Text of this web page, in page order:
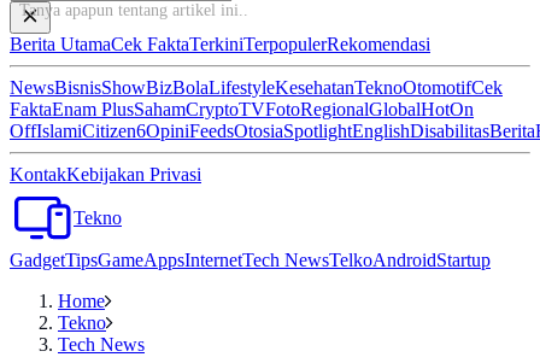
Tanya apapun te
Berita UtamaCek FaktaTerkiniTerpopulerRekomendasi
NewsBisnisShowBizBolaLifestyleKesehatanTeknoOtomotifCek
FaktaEnam PlusSahamCryptoTVFotoRegionalGlobalHotOn
OffIslamiCitizen6OpiniFeedsOtosiaSpotlightEnglishDisabilitasBerita
KontakKebijakan Privasi
Tekno
GadgetTipsGameAppsInternetTech NewsTelkoAndroidStartup
Home
Tekno
Tech News